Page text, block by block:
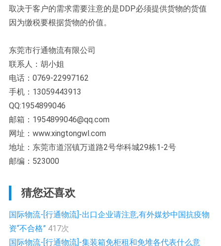
取决于客户的需求需要注意的是DDP必须提供货物的货值
因为缴税要根据货物的价值。
东莞市行通物流有限公司
联系人：胡小姐
电话：0769-22997162
手机：13059443913
QQ:1954899046
邮箱：1954899046@qq.com
网址：www.xingtongwl.com
地址：东莞市道滘镇万道路2号华科城29栋1-2号
邮编：523000
猜您还喜欢
国际物流-[行通物流]-出口企业请注意,有外媒炒中国抗疫物
资“不合格” 417次
国际物流-[行通物流]-集装箱免柜租和免堆各代表什么意